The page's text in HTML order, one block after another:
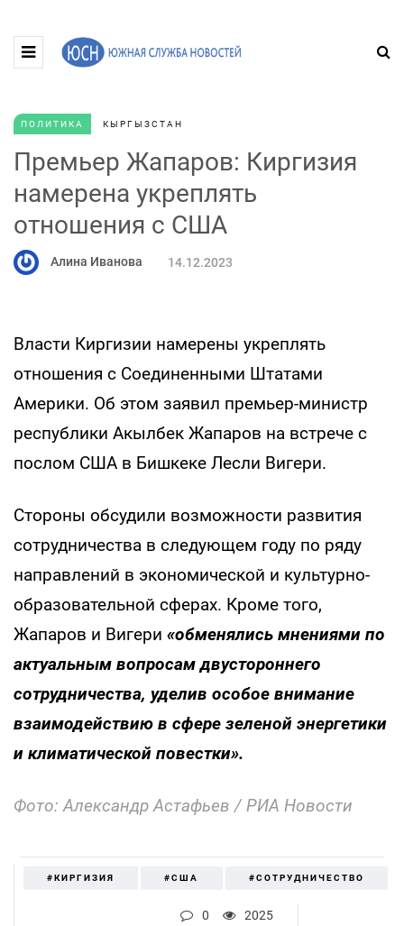
ПОЛИТИКА КЫРГЫЗСТАН
Премьер Жапаров: Киргизия
намерена укреплять
отношения с США
Алина Иванова 14.12.2023
Власти Киргизии намерены укреплять
отношения с Соединенными Штатами
Америки. Об этом заявил премьер-министр
республики Акылбек Жапаров на встрече с
послом США в Бишкеке Лесли Вигери.
Стороны обсудили возможности развития
сотрудничества в следующем году по ряду
направлений в экономической и культурно-
образовательной сферах. Кроме того,
Жапаров и Вигери «обменялись мнениями по
актуальным вопросам двустороннего
сотрудничества, уделив особое внимание
взаимодействию в сфере зеленой энергетики
и климатической повестки».
Фото: Александр Астафьев / РИА Новости
#КИРГИЗИЯ #США #СОТРУДНИЧЕСТВО
0 2025